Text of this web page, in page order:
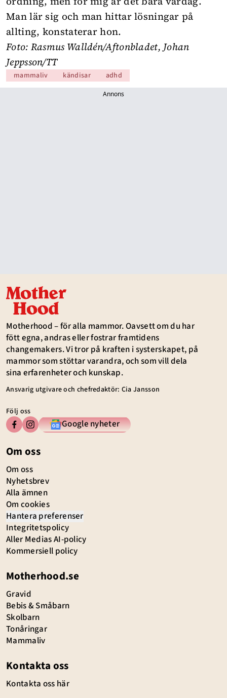
Man lär sig och man hittar lösningar på
allting, konstaterar hon.
Foto: Rasmus Walldén/Aftonbladet, Johan
Jeppsson/TT
mammaliv kändisar adhd
Annons
Motherhood – för alla mammor. Oavsett om du har
fött egna, andras eller fostrar framtidens
changemakers. Vi tror på kraften i systerskapet, på
mammor som stöttar varandra, och som vill dela
sina erfarenheter och kunskap.
Ansvarig utgivare och chefredaktör: Cia Jansson
Följ oss
Google nyheter
Om oss
Om oss
Nyhetsbrev
Alla ämnen
Om cookies
Hantera preferenser
Integritetspolicy
Aller Medias AI-policy
Kommersiell policy
Motherhood.se
Gravid
Bebis & Småbarn
Skolbarn
Tonåringar
Mammaliv
Kontakta oss
Kontakta oss här